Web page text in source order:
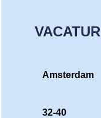
Amsterdam
32-40